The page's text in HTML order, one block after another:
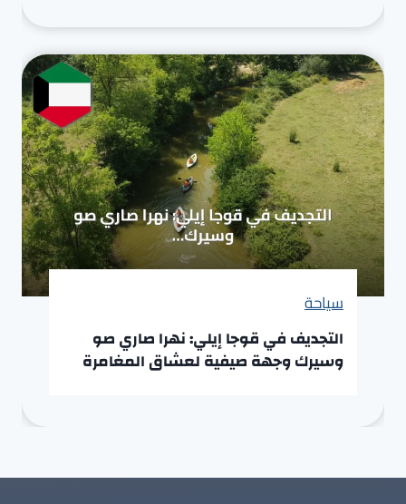
سياحة
التجديف في قوجا إيلي: نهرا صاري صو
وسيرك وجهة صيفية لعشاق المغامرة